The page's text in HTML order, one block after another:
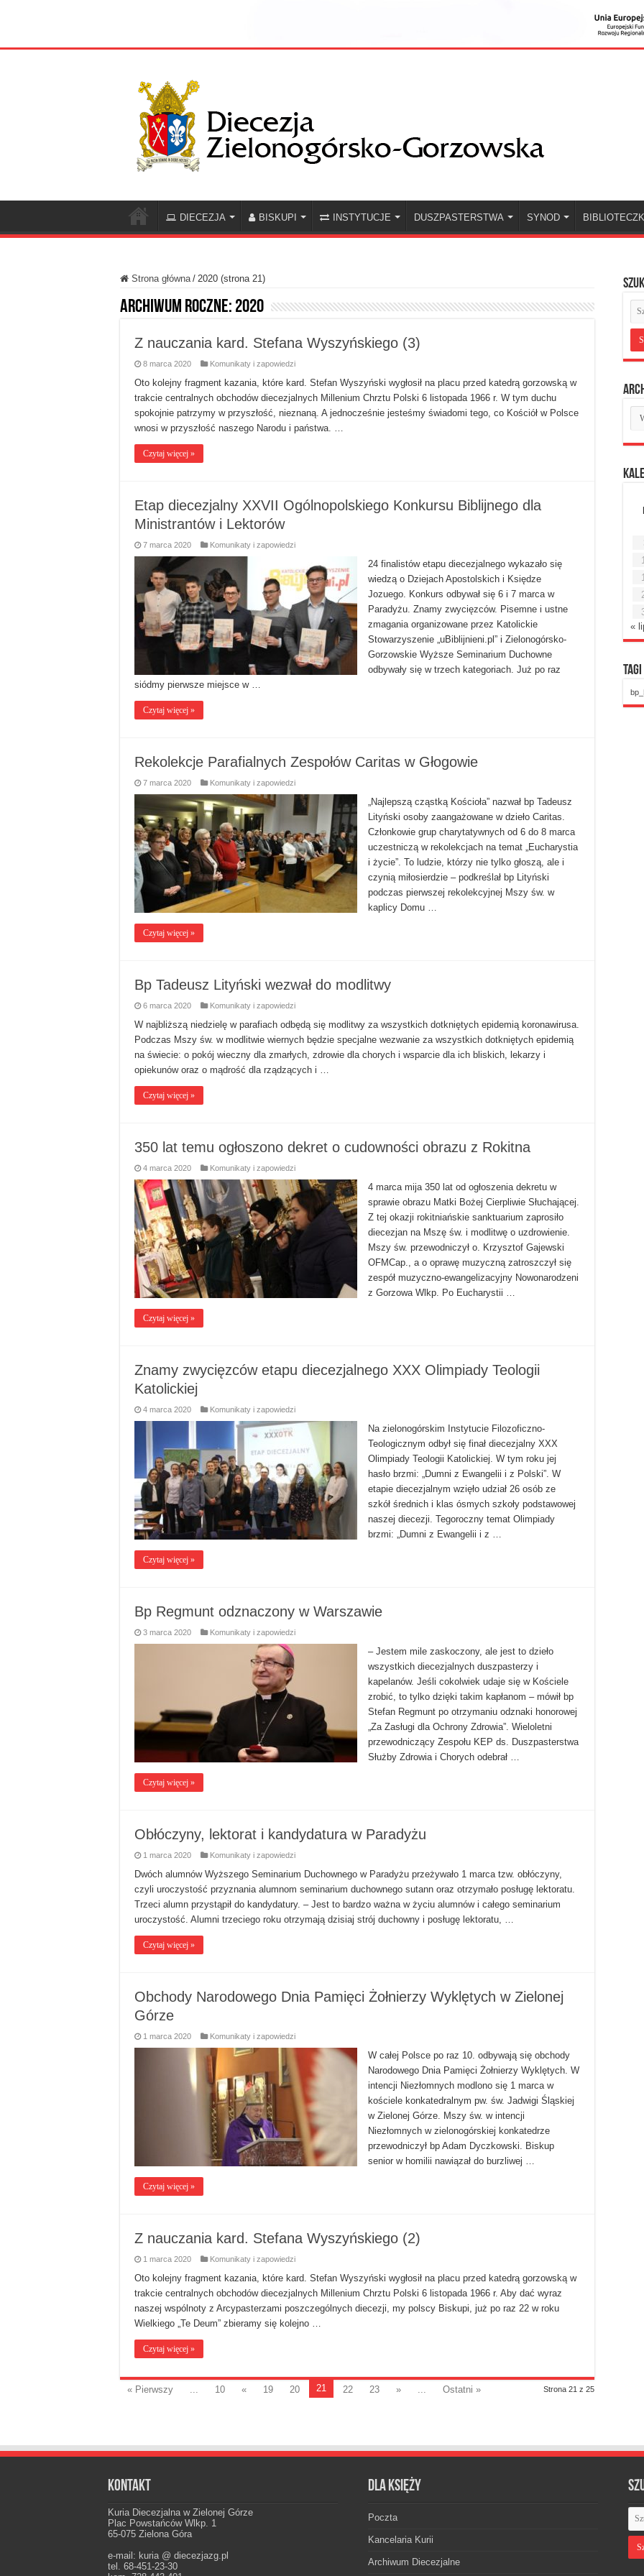
DIECEZJA BISKUPI INSTYTUCJE DUSZPASTERSTWA SYNOD
Strona główna / 2020 (strona 21)
Archiwum roczne: 2020
Z nauczania kard. Stefana Wyszyńskiego (3)
8 marca 2020 Komunikaty i zapowiedzi
Oto kolejny fragment kazania, które kard. Stefan Wyszyński wygłosił na placu przed katedrą gorzowską w
trakcie centralnych obchodów diecezjalnych Millenium Chrztu Polski 6 listopada 1966 r. W tym duchu
spokojnie patrzymy w przyszłość, nieznaną. A jednocześnie jesteśmy świadomi tego, co Kościół w Polsce
wnosi w przyszłość naszego Narodu i państwa. …
Czytaj więcej »
Etap diecezjalny XXVII Ogólnopolskiego Konkursu Biblijnego dla
Ministrantów i Lektorów
7 marca 2020 Komunikaty i zapowiedzi
24 finalistów etapu diecezjalnego wykazało się
wiedzą o Dziejach Apostolskich i Księdze
Jozuego. Konkurs odbywał się 6 i 7 marca w
Paradyżu. Znamy zwycięzców. Pisemne i ustne
zmagania organizowane przez Katolickie
Stowarzyszenie „uBiblijnieni.pl” i Zielonogórsko-
Gorzowskie Wyższe Seminarium Duchowne
odbywały się w trzech kategoriach. Już po raz
siódmy pierwsze miejsce w …
Czytaj więcej »
Rekolekcje Parafialnych Zespołów Caritas w Głogowie
7 marca 2020 Komunikaty i zapowiedzi
„Najlepszą cząstką Kościoła” nazwał bp Tadeusz
Lityński osoby zaangażowane w dzieło Caritas.
Członkowie grup charytatywnych od 6 do 8 marca
uczestniczą w rekolekcjach na temat „Eucharystia
i życie”. To ludzie, którzy nie tylko głoszą, ale i
czynią miłosierdzie – podkreślał bp Lityński
podczas pierwszej rekolekcyjnej Mszy św. w
kaplicy Domu …
Czytaj więcej »
Bp Tadeusz Lityński wezwał do modlitwy
6 marca 2020 Komunikaty i zapowiedzi
W najbliższą niedzielę w parafiach odbędą się modlitwy za wszystkich dotkniętych epidemią koronawirusa.
Podczas Mszy św. w modlitwie wiernych będzie specjalne wezwanie za wszystkich dotkniętych epidemią
na świecie: o pokój wieczny dla zmarłych, zdrowie dla chorych i wsparcie dla ich bliskich, lekarzy i
opiekunów oraz o mądrość dla rządzących i …
Czytaj więcej »
350 lat temu ogłoszono dekret o cudowności obrazu z Rokitna
4 marca 2020 Komunikaty i zapowiedzi
4 marca mija 350 lat od ogłoszenia dekretu w
sprawie obrazu Matki Bożej Cierpliwie Słuchającej.
Z tej okazji rokitniańskie sanktuarium zaprosiło
diecezjan na Mszę św. i modlitwę o uzdrowienie.
Mszy św. przewodniczył o. Krzysztof Gajewski
OFMCap., a o oprawę muzyczną zatroszczył się
zespół muzyczno-ewangelizacyjny Nowonarodzeni
z Gorzowa Wlkp. Po Eucharystii …
Czytaj więcej »
Znamy zwycięzców etapu diecezjalnego XXX Olimpiady Teologii
Katolickiej
4 marca 2020 Komunikaty i zapowiedzi
Na zielonogórskim Instytucie Filozoficzno-
Teologicznym odbył się finał diecezjalny XXX
Olimpiady Teologii Katolickiej. W tym roku jej
hasło brzmi: „Dumni z Ewangelii i z Polski”. W
etapie diecezjalnym wzięło udział 26 osób ze
szkół średnich i klas ósmych szkoły podstawowej
naszej diecezji. Tegoroczny temat Olimpiady
brzmi: „Dumni z Ewangelii i z …
Czytaj więcej »
Bp Regmunt odznaczony w Warszawie
3 marca 2020 Komunikaty i zapowiedzi
– Jestem mile zaskoczony, ale jest to dzieło
wszystkich diecezjalnych duszpasterzy i
kapelanów. Jeśli cokolwiek udaje się w Kościele
zrobić, to tylko dzięki takim kapłanom – mówił bp
Stefan Regmunt po otrzymaniu odznaki honorowej
„Za Zasługi dla Ochrony Zdrowia”. Wieloletni
przewodniczący Zespołu KEP ds. Duszpasterstwa
Służby Zdrowia i Chorych odebrał …
Czytaj więcej »
Obłóczyny, lektorat i kandydatura w Paradyżu
1 marca 2020 Komunikaty i zapowiedzi
Dwóch alumnów Wyższego Seminarium Duchownego w Paradyżu przeżywało 1 marca tzw. obłóczyny,
czyli uroczystość przyznania alumnom seminarium duchownego sutann oraz otrzymało posługę lektoratu.
Trzeci alumn przystąpił do kandydatury. – Jest to bardzo ważna w życiu alumnów i całego seminarium
uroczystość. Alumni trzeciego roku otrzymają dzisiaj strój duchowny i posługę lektoratu, …
Czytaj więcej »
Obchody Narodowego Dnia Pamięci Żołnierzy Wyklętych w Zielonej
Górze
1 marca 2020 Komunikaty i zapowiedzi
W całej Polsce po raz 10. odbywają się obchody
Narodowego Dnia Pamięci Żołnierzy Wyklętych. W
intencji Niezłomnych modlono się 1 marca w
kościele konkatedralnym pw. św. Jadwigi Śląskiej
w Zielonej Górze. Mszy św. w intencji
Niezłomnych w zielonogórskiej konkatedrze
przewodniczył bp Adam Dyczkowski. Biskup
senior w homilii nawiązał do burzliwej …
Czytaj więcej »
Z nauczania kard. Stefana Wyszyńskiego (2)
1 marca 2020 Komunikaty i zapowiedzi
Oto kolejny fragment kazania, które kard. Stefan Wyszyński wygłosił na placu przed katedrą gorzowską w
trakcie centralnych obchodów diecezjalnych Millenium Chrztu Polski 6 listopada 1966 r. Aby dać wyraz
naszej wspólnoty z Arcypasterzami poszczególnych diecezji, my polscy Biskupi, już po raz 22 w roku
Wielkiego „Te Deum” zbieramy się kolejno …
Czytaj więcej »
Strona 21 z 25
« Pierwszy ... 10 « 19 20 21 22 23 » ... Ostatni »
«
Tagi
Kontakt
Kuria Diecezjalna w Zielonej Górze
Plac Powstańców Wlkp. 1
65-075 Zielona Góra
e-mail: kuria @ diecezjazg.pl
tel. 68-451-23-30
Dla księży
Poczta
Kancelaria Kurii
Archiwum Diecezjalne